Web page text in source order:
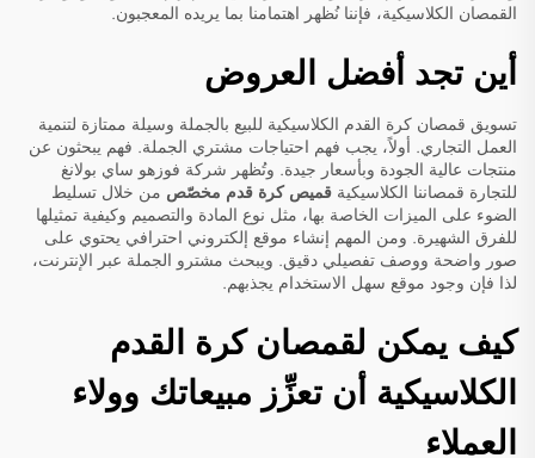
القمصان الكلاسيكية، فإننا نُظهر اهتمامنا بما يريده المعجبون.
أين تجد أفضل العروض
تسويق قمصان كرة القدم الكلاسيكية للبيع بالجملة وسيلة ممتازة لتنمية
العمل التجاري. أولاً، يجب فهم احتياجات مشتري الجملة. فهم يبحثون عن
منتجات عالية الجودة وبأسعار جيدة. وتُظهر شركة فوزهو ساي بولانغ
للتجارة قمصاننا الكلاسيكية قميص كرة قدم مخصّص من خلال تسليط
الضوء على الميزات الخاصة بها، مثل نوع المادة والتصميم وكيفية تمثيلها
للفرق الشهيرة. ومن المهم إنشاء موقع إلكتروني احترافي يحتوي على
صور واضحة ووصف تفصيلي دقيق. ويبحث مشترو الجملة عبر الإنترنت،
لذا فإن وجود موقع سهل الاستخدام يجذبهم.
كيف يمكن لقمصان كرة القدم
الكلاسيكية أن تعزِّز مبيعاتك وولاء
العملاء